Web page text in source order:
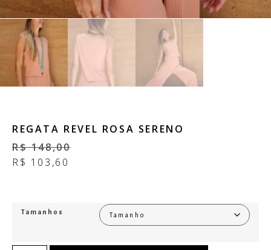
REGATA REVEL ROSA SERENO
R$148,00
R$ 103,60
Tamanhos